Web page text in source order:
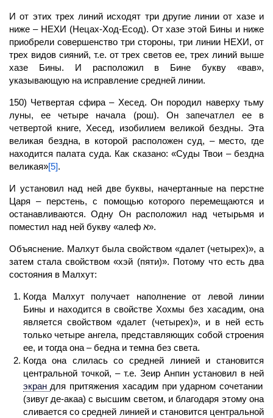
И от этих трех линий исходят три другие линии от хазе и
ниже – НЕХИ (Нецах-Ход-Есод). От хазе этой Бины и ниже
приобрели совершенство три стороны, три линии НЕХИ, от
трех видов сияний, т.е. от трех светов ее, трех линий выше
хазе Бины. И расположил в Бине букву «вав»,
указывающую на исправление средней линии.
150) Четвертая сфира– Хесед. Он породил наверху тьму
луны, ее четыре начала (рош). Он запечатлел ее в
четвертой книге, Хесед, изобилием великой бездны. Эта
великая бездна, в которой расположен суд, –место, где
находится палата суда. Как сказано: «Суды Твои – бездна
великая»[5].
И установил над ней две буквы, начертанные на перстне
Царя – перстень, с помощью которого перемещаются и
останавливаются. Одну Он расположил над четырьмя и
поместил над ней букву «алеф א».
Объяснение. Малхутбыла свойством «далет (четырех)», а
затем стала свойством «хэй (пяти)». Потому что есть два
состояния в Малхут:
КогдаМалхут получает наполнениеот левой линии
Бины и находится в свойстве Хохмы без хасадим, она
является свойством «далет (четырех)», и в ней есть
только четыре ангела, представляющих собой строения
ее, и тогда она – бедна и темна без света.
Когда она слилась со средней линией и становится
центральной точкой, – т.е. Зеир Анпин установил в ней
экран для притяжения хасадим при ударном сочетании
(зивуг де-акаа) с высшим светом, и благодаря этому она
сливается со средней линией и становится центральной